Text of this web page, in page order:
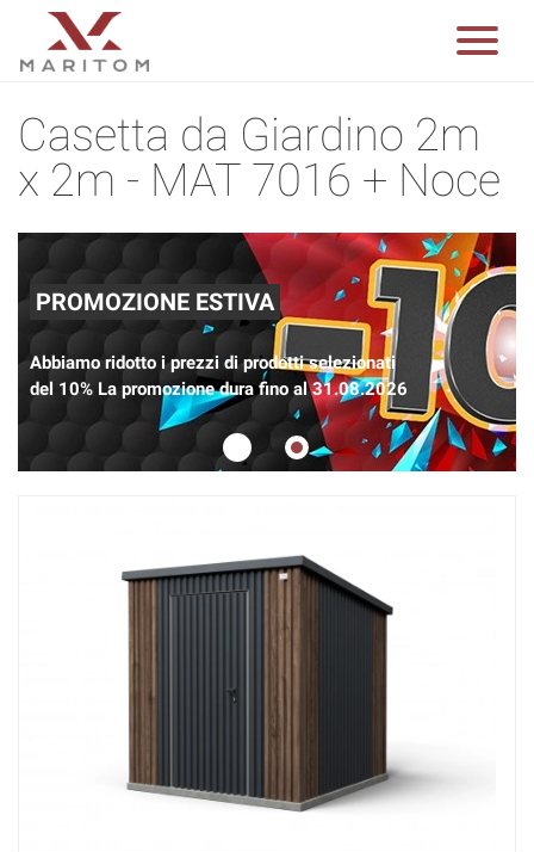
Casetta da Giardino 2m
x 2m - MAT 7016 + Noce
PROMOZIONE ESTIVA
Abbiamo ridotto i prezzi di prodotti selezionati
del 10% La promozione dura fino al 31.08.2026